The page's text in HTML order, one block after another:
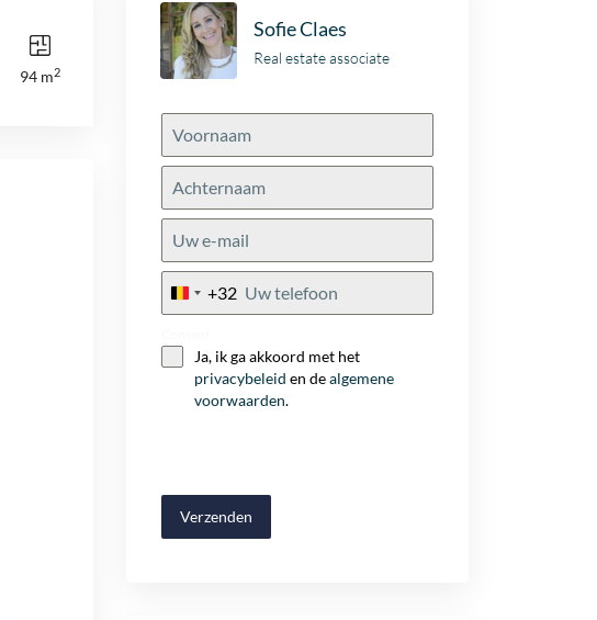
94 m2
Sofie Claes
Real estate associate
Belgium
+32
Ja, ik ga akkoord met het
privacybeleid en dealgemene
voorwaarden.
Verzenden